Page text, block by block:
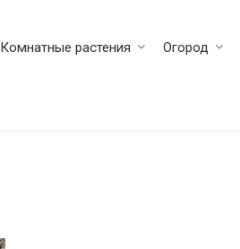
Комнатные растения Огород